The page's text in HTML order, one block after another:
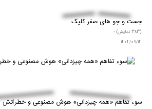
جست و جو های صفر کلیک
(383 نمایش) -
1404/09/14
سوء‌ تفاهم «همه‌ چیزدانی» هوش مصنوعی و خطراتش